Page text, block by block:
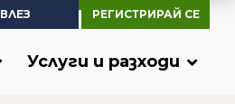
ВЛЕЗ
РЕГИСТРИРАЙ СЕ
Услуги и разходи